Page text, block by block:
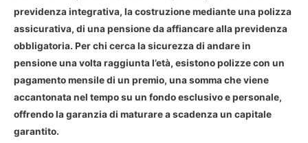
previdenza integrativa, la costruzione mediante una polizza
assicurativa, di una pensione da affiancare alla previdenza
obbligatoria. Per chi cerca la sicurezza di andare in
pensione una volta raggiunta l’età, esistono polizze con un
pagamento mensile di un premio, una somma che viene
accantonata nel tempo su un fondo esclusivo e personale,
offrendo la garanzia di maturare a scadenza un capitale
garantito.